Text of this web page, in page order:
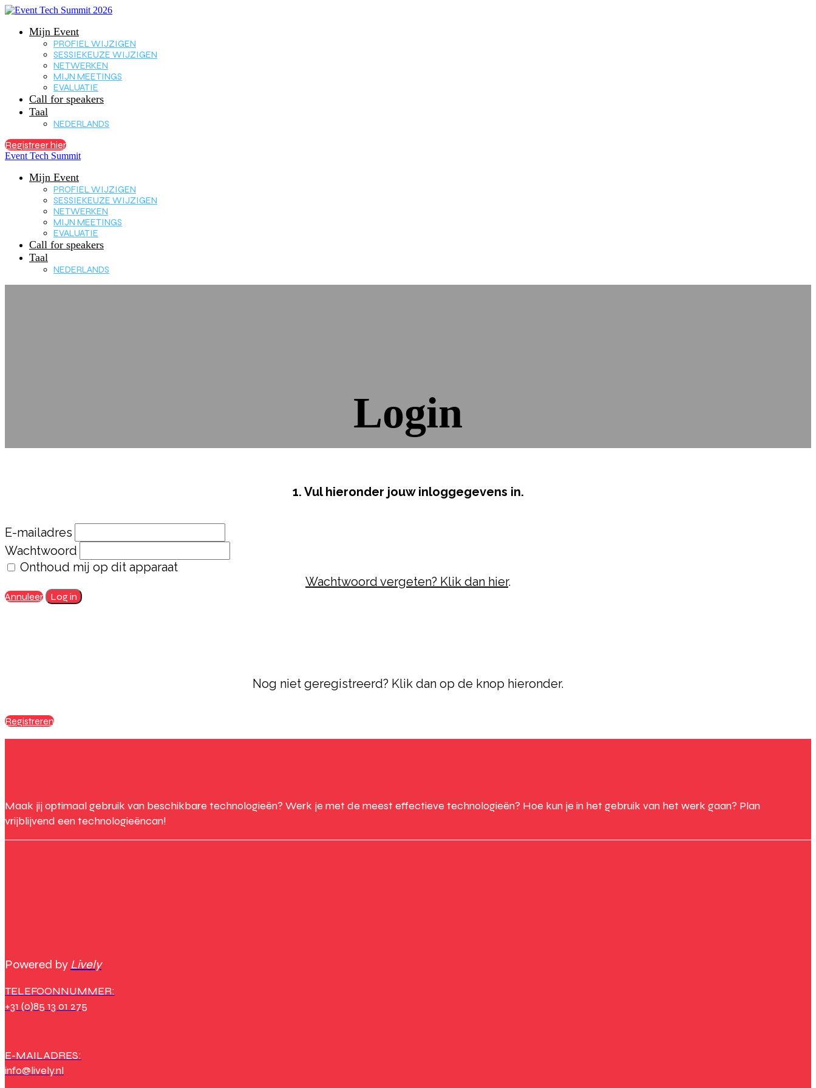
Mijn Event
PROFIEL WIJZIGEN
SESSIEKEUZE WIJZIGEN
NETWERKEN
MIJN MEETINGS
EVALUATIE
Call for speakers
Taal
NEDERLANDS
Registreer hier
Event Tech Summit
Mijn Event
PROFIEL WIJZIGEN
SESSIEKEUZE WIJZIGEN
NETWERKEN
MIJN MEETINGS
EVALUATIE
Call for speakers
Taal
NEDERLANDS
Login
1. Vul hieronder jouw inloggegevens in.
E-mailadres
Wachtwoord
Onthoud mij op dit apparaat
Wachtwoord vergeten? Klik dan hier.
Annuleer Log in
Nog niet geregistreerd? Klik dan op de knop hieronder.
Registreren
Maak jij optimaal gebruik van beschikbare technologieën? Werk je met de meest effectieve technologieën? Hoe kun je in het gebruik van het werk gaan? Plan
vrijblijvend een technologieëncan!
Powered by Lively
TELEFOONNUMMER:
+31 (0)85 13 01 275
E-MAILADRES:
info@lively.nl